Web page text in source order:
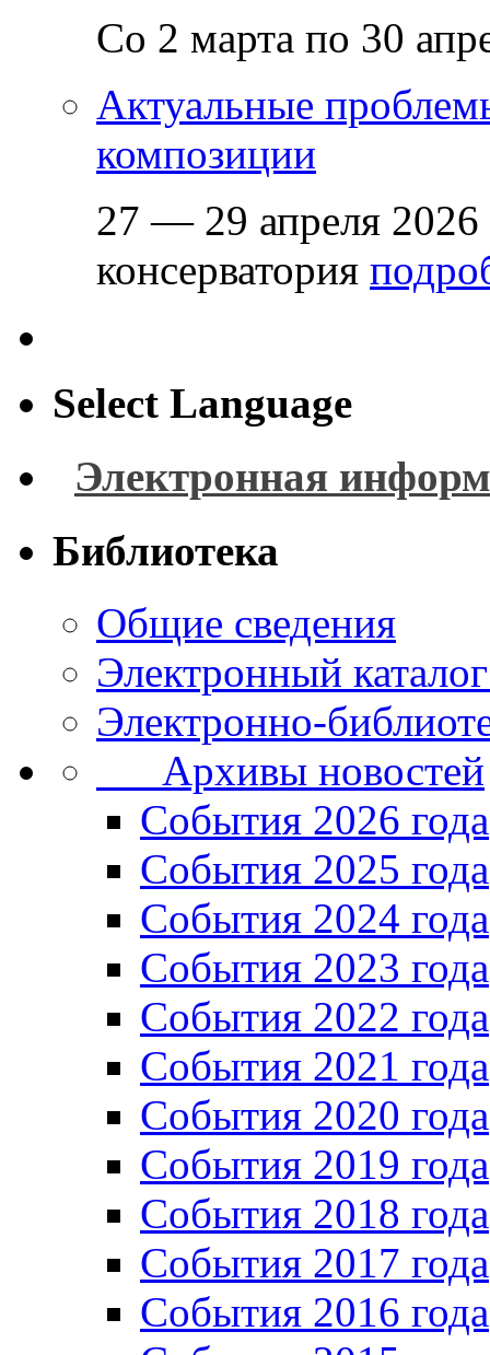
Со 2 марта по 30
Актуальные
композиции
27 — 29 апреля 2026
консерватория
Select Language
Электронная
Библиотека
Общие сведения
Электронный
Электронно-
Архивы новостей
Cобытия 2026 года
События 2025 года
События 2024 года
События 2023 года
Cобытия 2022 года
Cобытия 2021 года
События 2020 года
События 2019 года
События 2018 года
События 2017 года
События 2016 года